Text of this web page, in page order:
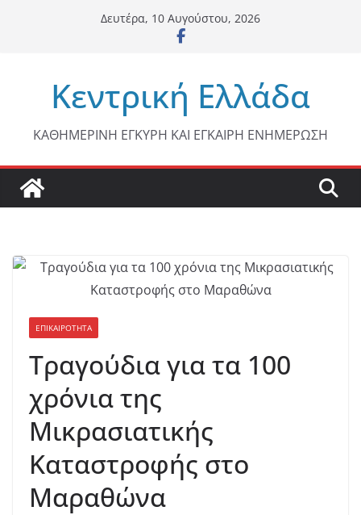
Δευτέρα, 10 Αυγούστου, 2026
Κεντρική Ελλάδα
ΚΑΘΗΜΕΡΙΝΗ ΕΓΚΥΡΗ ΚΑΙ ΕΓΚΑΙΡΗ ΕΝΗΜΕΡΩΣΗ
ΕΠΙΚΑΙΡΟΤΗΤΑ
Τραγούδια για τα 100
χρόνια της
Μικρασιατικής
Καταστροφής στο
Μαραθώνα